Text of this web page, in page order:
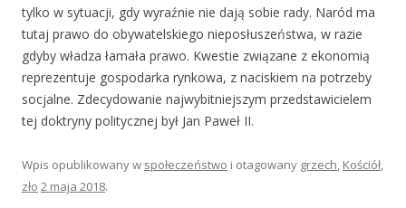
tylko w sytuacji, gdy wyraźnie nie dają sobie rady. Naród ma
tutaj prawo do obywatelskiego nieposłuszeństwa, w razie
gdyby władza łamała prawo. Kwestie związane z ekonomią
reprezentuje gospodarka rynkowa, z naciskiem na potrzeby
socjalne. Zdecydowanie najwybitniejszym przedstawicielem
tej doktryny politycznej był Jan Paweł II.
Wpis opublikowany w społeczeństwo i otagowany grzech, Kościół,
zło 2 maja 2018.